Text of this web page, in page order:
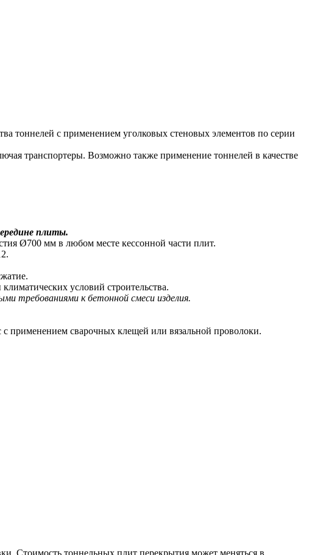
тоннелей с применением уголковых стеновых элементов по серии
транспортеры. Возможно также применение тоннелей в качестве
плиты.
Ø700 мм в любом месте кессонной части плит.
условий строительства.
требованиями к бетонной смеси изделия.
сварочных клещей или вязальной проволоки.